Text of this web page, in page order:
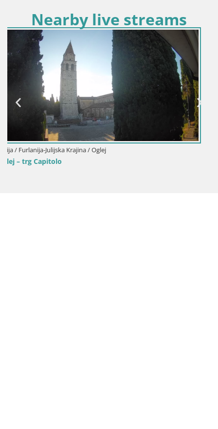
Nearby live streams
Italija / Furlanija-Julijska Krajina / Gorica
Brezmejna spletna kamera Nova Gorica in Gorica!